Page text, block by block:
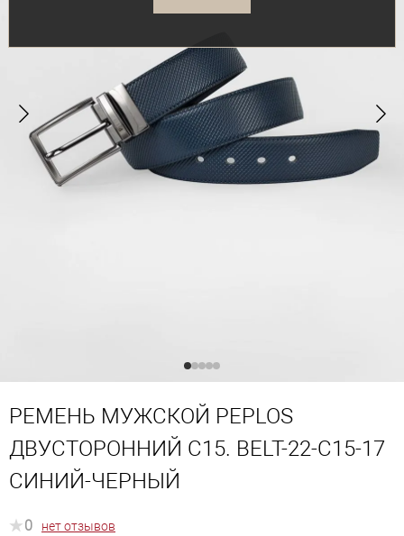
РЕМЕНЬ МУЖСКОЙ PEPLOS
ДВУСТОРОННИЙ C15. BELT-22-C15-17
СИНИЙ-ЧЕРНЫЙ
0
нет отзывов